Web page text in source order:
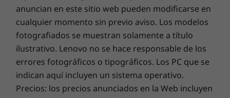
Audio™.
ENERGY STAR ®
EPEAT™ Silver
Software preinstalado
Alexa
Lenovo Utility
una experiencia online fluida y fortalece tus defensas.
Este es el futuro de la excelencia y la seguridad del PC
para tu nuevo dispositivo Lenovo.
Actualiza la garantía de tu portátil
En Lenovo, todos los portátiles vienen con una garantía
de la batería de un año, independientemente de la
anuncian en este sitio web pueden modificarse en
cualquier momento sin previo aviso. Los modelos
fotografiados se muestran solamente a título
ilustrativo. Lenovo no se hace responsable de los
errores fotográficos o tipográficos. Los PC que se
indican aquí incluyen un sistema operativo.
Precios: los precios anunciados en la Web incluyen